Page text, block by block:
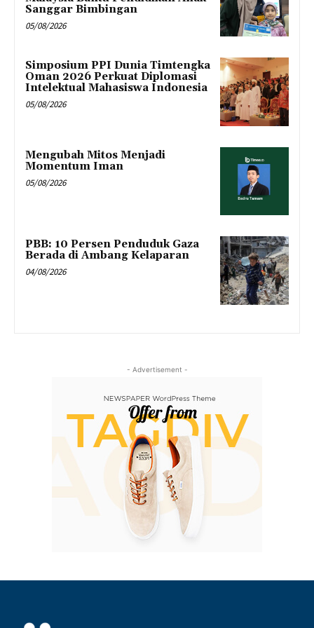
Sanggar Bimbingan
05/08/2026
Simposium PPI Dunia Timtengka
Oman 2026 Perkuat Diplomasi
Intelektual Mahasiswa Indonesia
05/08/2026
Mengubah Mitos Menjadi
Momentum Iman
05/08/2026
PBB: 10 Persen Penduduk Gaza
Berada di Ambang Kelaparan
04/08/2026
- Advertisement -